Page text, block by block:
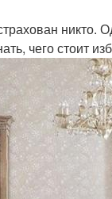
никто.
чего стоит